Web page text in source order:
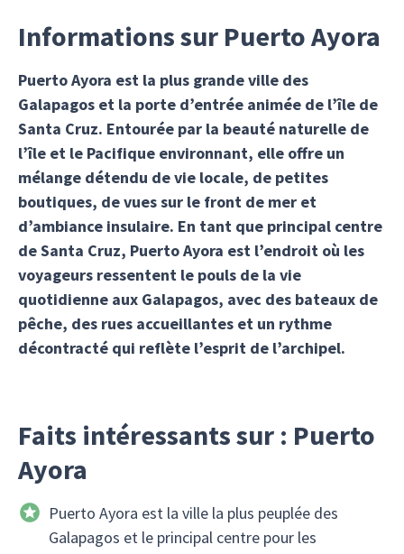
Informations sur Puerto Ayora
Puerto Ayora est la plus grande ville des
Galapagos et la porte d’entrée animée de l’île de
Santa Cruz. Entourée par la beauté naturelle de
l’île et le Pacifique environnant, elle offre un
mélange détendu de vie locale, de petites
boutiques, de vues sur le front de mer et
d’ambiance insulaire. En tant que principal centre
de Santa Cruz, Puerto Ayora est l’endroit où les
voyageurs ressentent le pouls de la vie
quotidienne aux Galapagos, avec des bateaux de
pêche, des rues accueillantes et un rythme
décontracté qui reflète l’esprit de l’archipel.
Faits intéressants sur : Puerto
Ayora
Puerto Ayora est la ville la plus peuplée des
Galapagos et le principal centre pour les